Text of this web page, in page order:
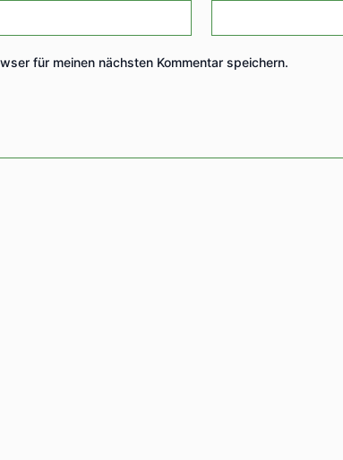
für meinen nächsten Kommentar speichern.